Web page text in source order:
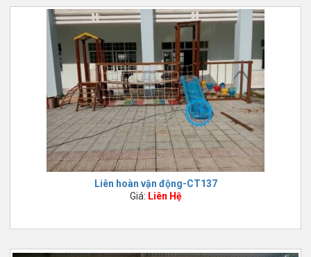
Liên hoàn vận động-CT137
Giá: Liên Hệ